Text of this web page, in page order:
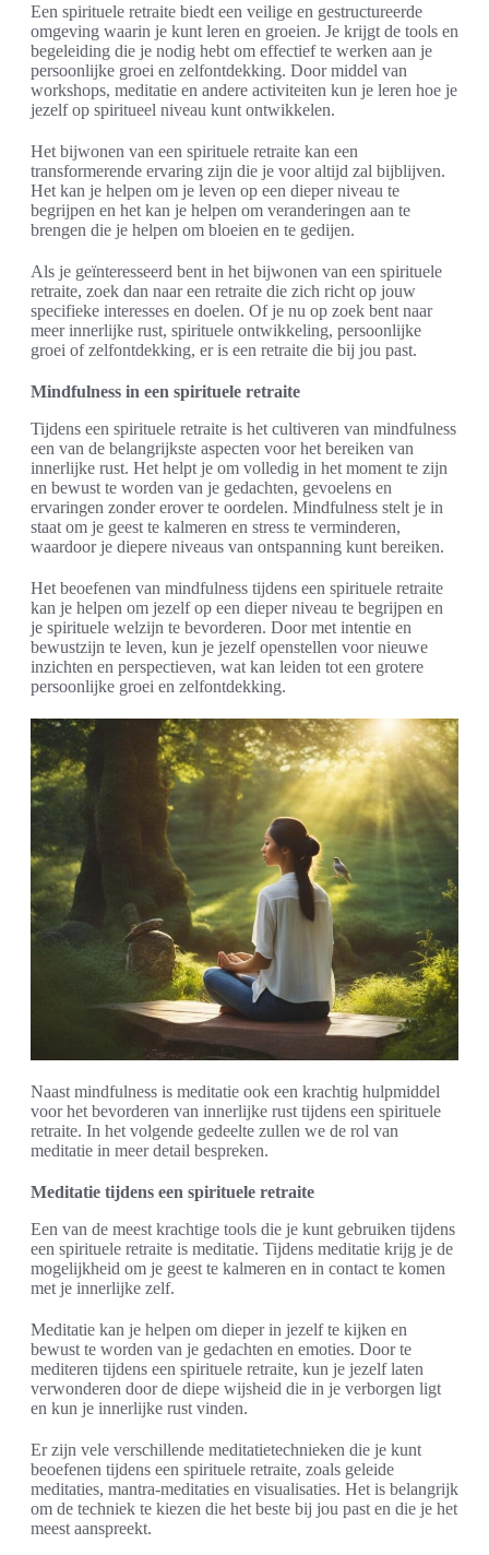
Een spirituele retraite biedt een veilige en gestructureerde
omgeving waarin je kunt leren en groeien. Je krijgt de tools en
begeleiding die je nodig hebt om effectief te werken aan je
persoonlijke groei en zelfontdekking. Door middel van
workshops, meditatie en andere activiteiten kun je leren hoe je
jezelf op spiritueel niveau kunt ontwikkelen.
Het bijwonen van een spirituele retraite kan een
transformerende ervaring zijn die je voor altijd zal bijblijven.
Het kan je helpen om je leven op een dieper niveau te
begrijpen en het kan je helpen om veranderingen aan te
brengen die je helpen om bloeien en te gedijen.
Als je geïnteresseerd bent in het bijwonen van een spirituele
retraite, zoek dan naar een retraite die zich richt op jouw
specifieke interesses en doelen. Of je nu op zoek bent naar
meer innerlijke rust, spirituele ontwikkeling, persoonlijke
groei of zelfontdekking, er is een retraite die bij jou past.
Mindfulness in een spirituele retraite
Tijdens een spirituele retraite is het cultiveren van mindfulness
een van de belangrijkste aspecten voor het bereiken van
innerlijke rust. Het helpt je om volledig in het moment te zijn
en bewust te worden van je gedachten, gevoelens en
ervaringen zonder erover te oordelen. Mindfulness stelt je in
staat om je geest te kalmeren en stress te verminderen,
waardoor je diepere niveaus van ontspanning kunt bereiken.
Het beoefenen van mindfulness tijdens een spirituele retraite
kan je helpen om jezelf op een dieper niveau te begrijpen en
je spirituele welzijn te bevorderen. Door met intentie en
bewustzijn te leven, kun je jezelf openstellen voor nieuwe
inzichten en perspectieven, wat kan leiden tot een grotere
persoonlijke groei en zelfontdekking.
Naast mindfulness is meditatie ook een krachtig hulpmiddel
voor het bevorderen van innerlijke rust tijdens een spirituele
retraite. In het volgende gedeelte zullen we de rol van
meditatie in meer detail bespreken.
Meditatie tijdens een spirituele retraite
Een van de meest krachtige tools die je kunt gebruiken tijdens
een spirituele retraite is meditatie. Tijdens meditatie krijg je de
mogelijkheid om je geest te kalmeren en in contact te komen
met je innerlijke zelf.
Meditatie kan je helpen om dieper in jezelf te kijken en
bewust te worden van je gedachten en emoties. Door te
mediteren tijdens een spirituele retraite, kun je jezelf laten
verwonderen door de diepe wijsheid die in je verborgen ligt
en kun je innerlijke rust vinden.
Er zijn vele verschillende meditatietechnieken die je kunt
beoefenen tijdens een spirituele retraite, zoals geleide
meditaties, mantra-meditaties en visualisaties. Het is belangrijk
om de techniek te kiezen die het beste bij jou past en die je het
meest aanspreekt.